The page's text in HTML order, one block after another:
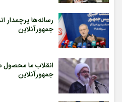
رسانه‌ها پرچمدار
جمهورآنلاین
انقلاب ما
جمهورآنلاین